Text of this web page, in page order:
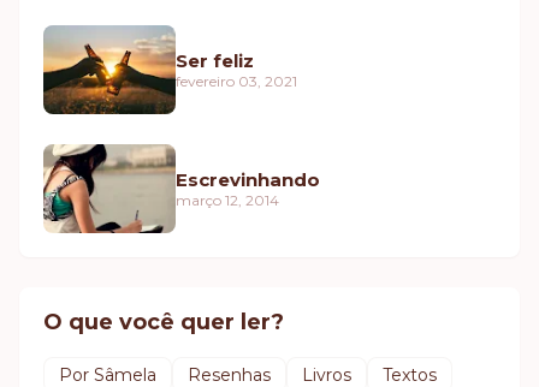
Ser feliz
fevereiro 03, 2021
Escrevinhando
março 12, 2014
O que você quer ler?
Por Sâmela Resenhas Livros
Textos